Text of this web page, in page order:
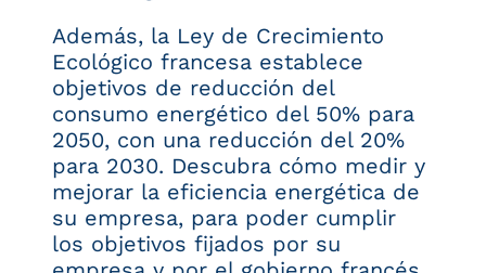
Además, la Ley de Crecimiento
Ecológico francesa establece
objetivos de reducción del
consumo energético del 50% para
2050, con una reducción del 20%
para 2030. Descubra cómo medir y
mejorar la eficiencia energética de
su empresa, para poder cumplir
los objetivos fijados por su